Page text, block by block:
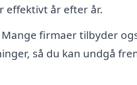
år efter år.
Mange firmaer tilbyder
så du kan undgå